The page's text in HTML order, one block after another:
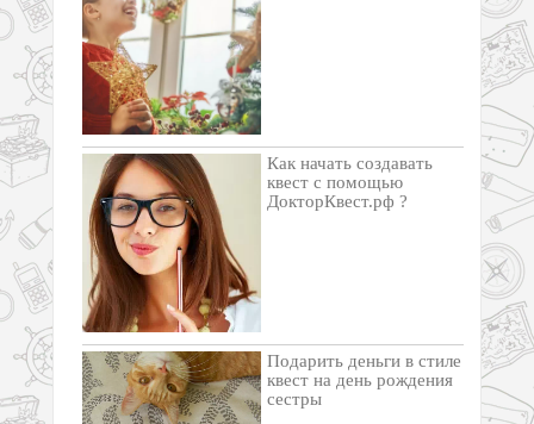
Как начать создавать
квест с помощью
ДокторКвест.рф ?
Подарить деньги в стиле
квест на день рождения
сестры